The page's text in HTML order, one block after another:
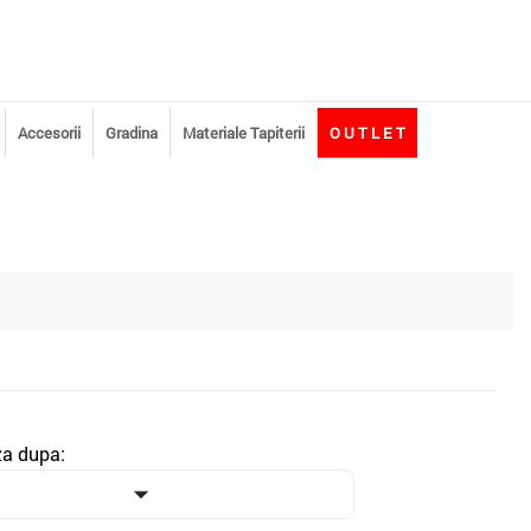
Accesorii Gradina Materiale Tapiterii O U T L E T
dupa:
